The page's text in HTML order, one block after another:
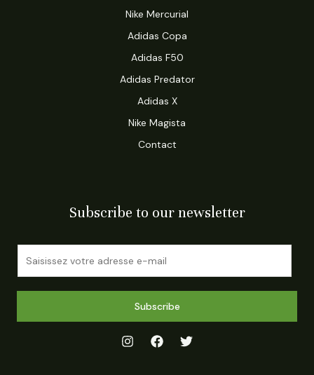
Nike Mercurial
Adidas Copa
Adidas F50
Adidas Predator
Adidas X
Nike Magista
Contact
Subscribe to our newsletter
Subscribe